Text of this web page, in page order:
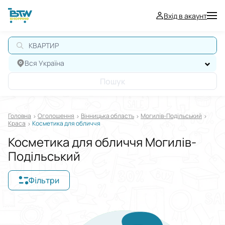
Вхід в акаунт
КВАРТИР
Вся Україна
Пошук
Головна Оголошення Вінницька область
Могилів-Подільський
Краса
Косметика для обличчя
Косметика для обличчя Могилів-
Подільський
Фільтри